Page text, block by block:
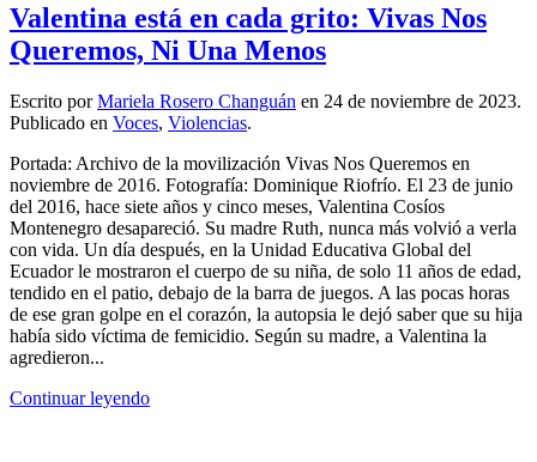
Valentina está en cada grito: Vivas Nos
Queremos, Ni Una Menos
Escrito porMariela Rosero Changuán en 24 de noviembre de 2023.
Publicado en Voces, Violencias.
Portada: Archivo de la movilización Vivas Nos Queremos en
noviembre de 2016. Fotografía: Dominique Riofrío. El 23 de junio
del 2016, hace siete años y cinco meses, Valentina Cosíos
Montenegro desapareció. Su madre Ruth, nunca más volvió a verla
con vida. Un día después, en la Unidad Educativa Global del
Ecuador le mostraron el cuerpo de su niña, de solo 11 años de edad,
tendido en el patio, debajo de la barra de juegos. A las pocas horas
de ese gran golpe en el corazón, la autopsia le dejó saber que su hija
había sido víctima de femicidio. Según su madre, a Valentina la
agredieron...
Continuar leyendo